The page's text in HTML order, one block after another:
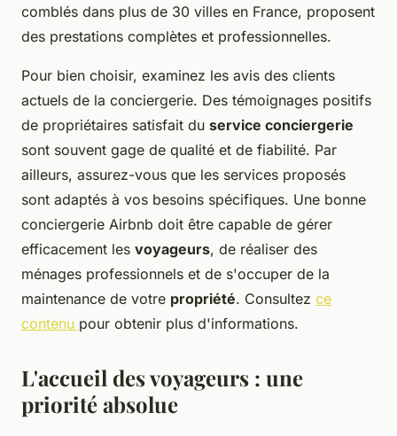
comblés dans plus de 30 villes en France, proposent
des prestations complètes et professionnelles.
Pour bien choisir, examinez les avis des clients
actuels de la conciergerie. Des témoignages positifs
de propriétaires satisfait du service conciergerie
sont souvent gage de qualité et de fiabilité. Par
ailleurs, assurez-vous que les services proposés
sont adaptés à vos besoins spécifiques. Une bonne
conciergerie Airbnb doit être capable de gérer
efficacement les voyageurs, de réaliser des
ménages professionnels et de s'occuper de la
maintenance de votre propriété. Consultez ce
contenu pour obtenir plus d'informations.
L'accueil des voyageurs : une
priorité absolue